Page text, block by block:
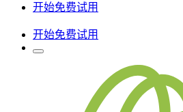
开始免费试用
开始免费试用